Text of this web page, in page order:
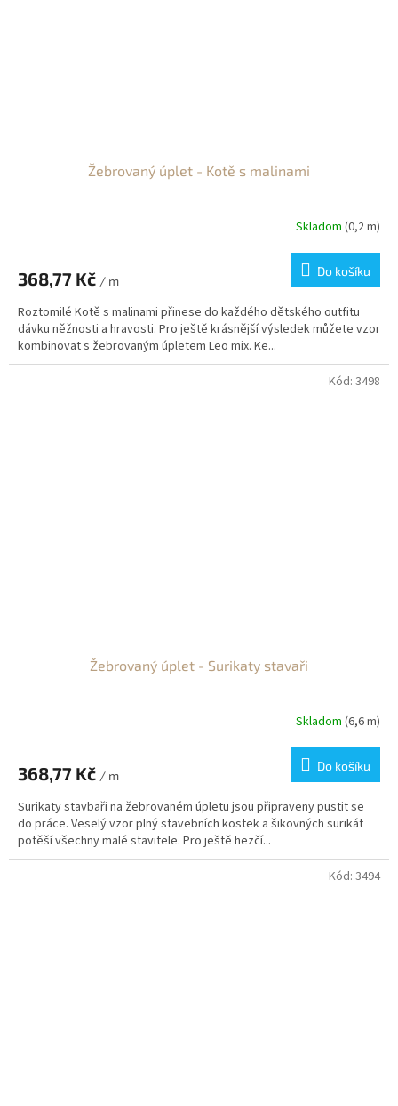
Žebrovaný úplet - Kotě s malinami
Skladom (0,2 m)
368,77 Kč / m
Do košíku
Roztomilé Kotě s malinami přinese do každého dětského outfitu
dávku něžnosti a hravosti. Pro ještě krásnější výsledek můžete vzor
kombinovat s žebrovaným úpletem Leo mix. Ke...
Žebrovaný úplet - Surikaty stavaři
Skladom (6,6 m)
368,77 Kč / m
Do košíku
Surikaty stavbaři na žebrovaném úpletu jsou připraveny pustit se
do práce. Veselý vzor plný stavebních kostek a šikovných surikát
potěší všechny malé stavitele. Pro ještě hezčí...
Kód: 3498
Kód: 3494